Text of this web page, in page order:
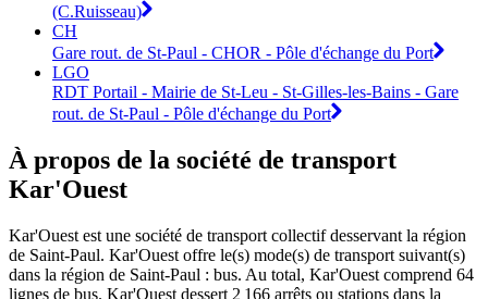
(C.Ruisseau)
CH
Gare rout. de St-Paul - CHOR - Pôle d'échange du Port
LGO
RDT Portail - Mairie de St-Leu - St-Gilles-les-Bains - Gare
rout. de St-Paul - Pôle d'échange du Port
À propos de la société de transport
Kar'Ouest
Kar'Ouest est une société de transport collectif desservant la région
de Saint-Paul. Kar'Ouest offre le(s) mode(s) de transport suivant(s)
dans la région de Saint-Paul : bus. Au total, Kar'Ouest comprend 64
lignes de bus. Kar'Ouest dessert 2 166 arrêts ou stations dans la